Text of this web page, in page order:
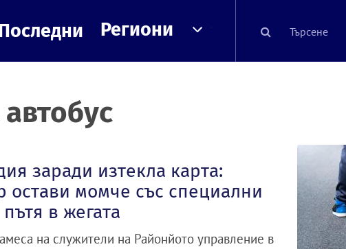
Региони
заради изтекла карта:
остави момче със специални
в жегата
на служители на Районйото управление в